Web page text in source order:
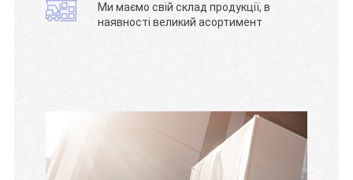
Ми маємо свій склад продукції, в
наявності великий асортимент